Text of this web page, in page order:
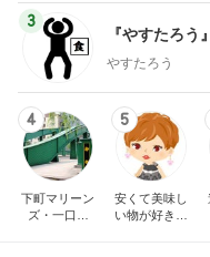
3
『やすたろ
やすたろう
4
下町マリーン
ズ・一口馬
5
安くて美味し
い物が好き☆